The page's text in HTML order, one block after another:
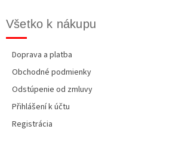
Všetko k nákupu
Doprava a platba
Obchodné podmienky
Odstúpenie od zmluvy
Přihlášení k účtu
Registrácia